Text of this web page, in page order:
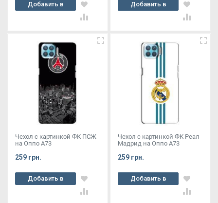
Добавить в
корзину
Добавить в
корзину
Чехол с картинкой ФК ПСЖ
на Оппо А73
259 грн.
Добавить в
корзину
Чехол с картинкой ФК Реал
Мадрид на Оппо А73
259 грн.
Добавить в
корзину